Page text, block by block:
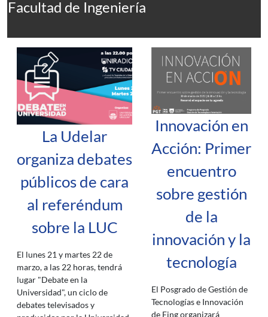
Facultad de Ingeniería
La Udelar
organiza debates
públicos de cara
al referéndum
sobre la LUC
El lunes 21 y martes 22 de
marzo, a las 22 horas, tendrá
lugar "Debate en la
Universidad", un ciclo de
debates televisados y
Innovación en
Acción: Primer
encuentro
sobre gestión
de la
innovación y la
tecnología
El Posgrado de Gestión de
Tecnologías e Innovación
de Fing organizará